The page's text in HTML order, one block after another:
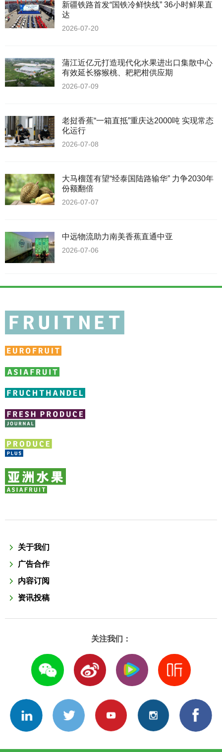
新疆铁路首发“国铁冷鲜快线” 36小时鲜果直
达
2026-07-20
蒲江近亿元打造现代化水果进出口集散中心
有效延长猕猴桃、耙耙柑供应期
2026-07-09
老挝香蕉“一箱直抵”重庆达2000吨 实现常态
化运行
2026-07-08
大马榴莲有望“经泰国陆路输华” 力争2030年
份额翻倍
2026-07-07
中远物流助力南美香蕉直通中亚
2026-07-06
关于我们
广告合作
内容订阅
资讯投稿
关注我们：